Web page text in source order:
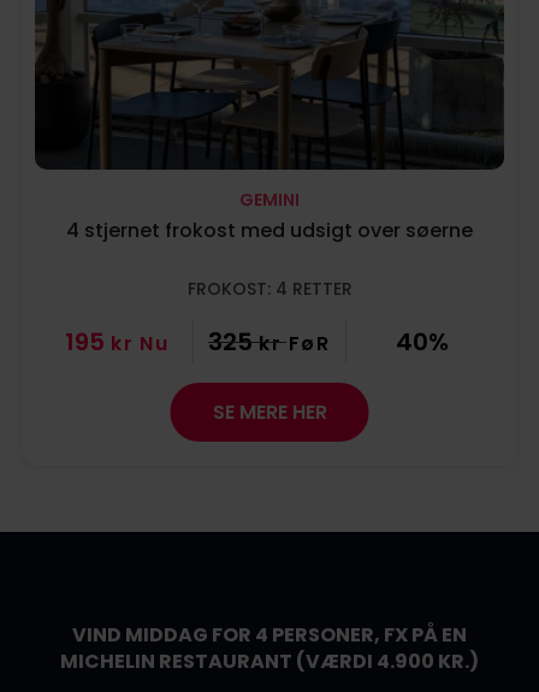
GEMINI
4 stjernet frokost med udsigt over søerne
FROKOST: 4 RETTER
195 kr Nu 325 kr FøR 40%
SE MERE HER
VIND MIDDAG FOR 4 PERSONER, FX PÅ EN
MICHELIN RESTAURANT (VÆRDI 4.900 KR.)